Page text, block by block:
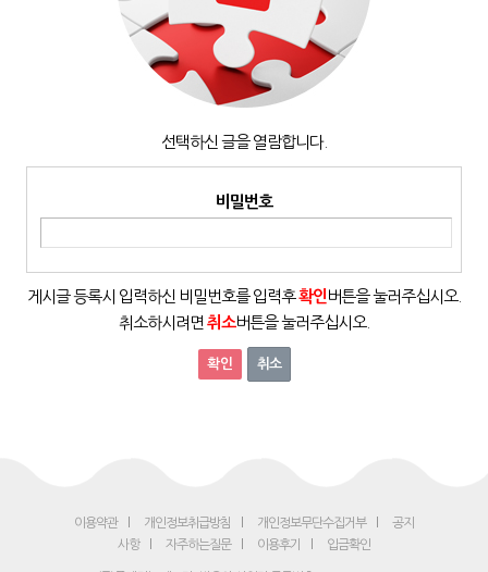
선택하신 글을 열람합니다.
비밀번호
게시글 등록시 입력하신 비밀번호를 입력후확인 버튼을 눌러주십시오.
취소하시려면 취소버튼을 눌러주십시오.
취소
이용약관 개인정보취급방침 개인정보무단수집거부
공지
사항
자주하는질문 이용후기 입금확인